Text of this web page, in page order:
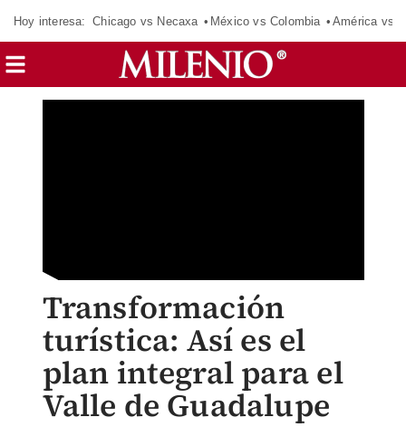
Hoy interesa: Chicago vs Necaxa México vs Colombia América vs
Transformación
turística: Así es el
plan integral para el
Valle de Guadalupe